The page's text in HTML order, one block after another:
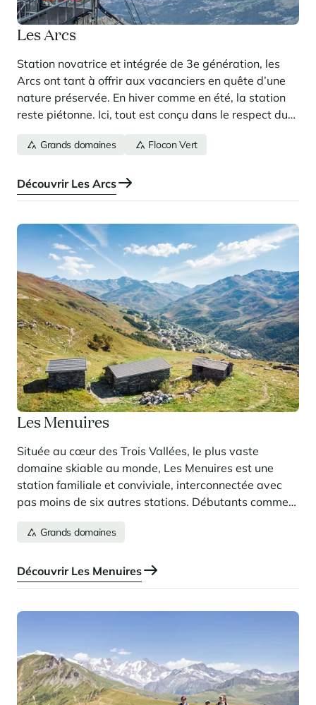
Les Arcs
Station novatrice et intégrée de 3e génération, les
Arcs ont tant à offrir aux vacanciers en quête d’une
nature préservée. En hiver comme en été, la station
reste piétonne. Ici, tout est conçu dans le respect du
immersif que vous n’êtes pas près d’oublier !
Grands domaines Flocon Vert
Découvrir Les Arcs
Les Menuires
Située au cœur des Trois Vallées, le plus vaste
domaine skiable au monde, Les Menuires est une
station familiale et conviviale, interconnectée avec
pas moins de six autres stations. Débutants comme
la glisse et paysages époustouflants. Pour une
hiver, prenez rendez-vous avec les montagnes pour
découvrir la station des Menuires !
Grands domaines
Découvrir Les Menuires